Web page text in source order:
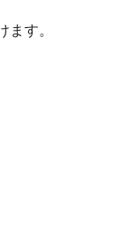
ます。